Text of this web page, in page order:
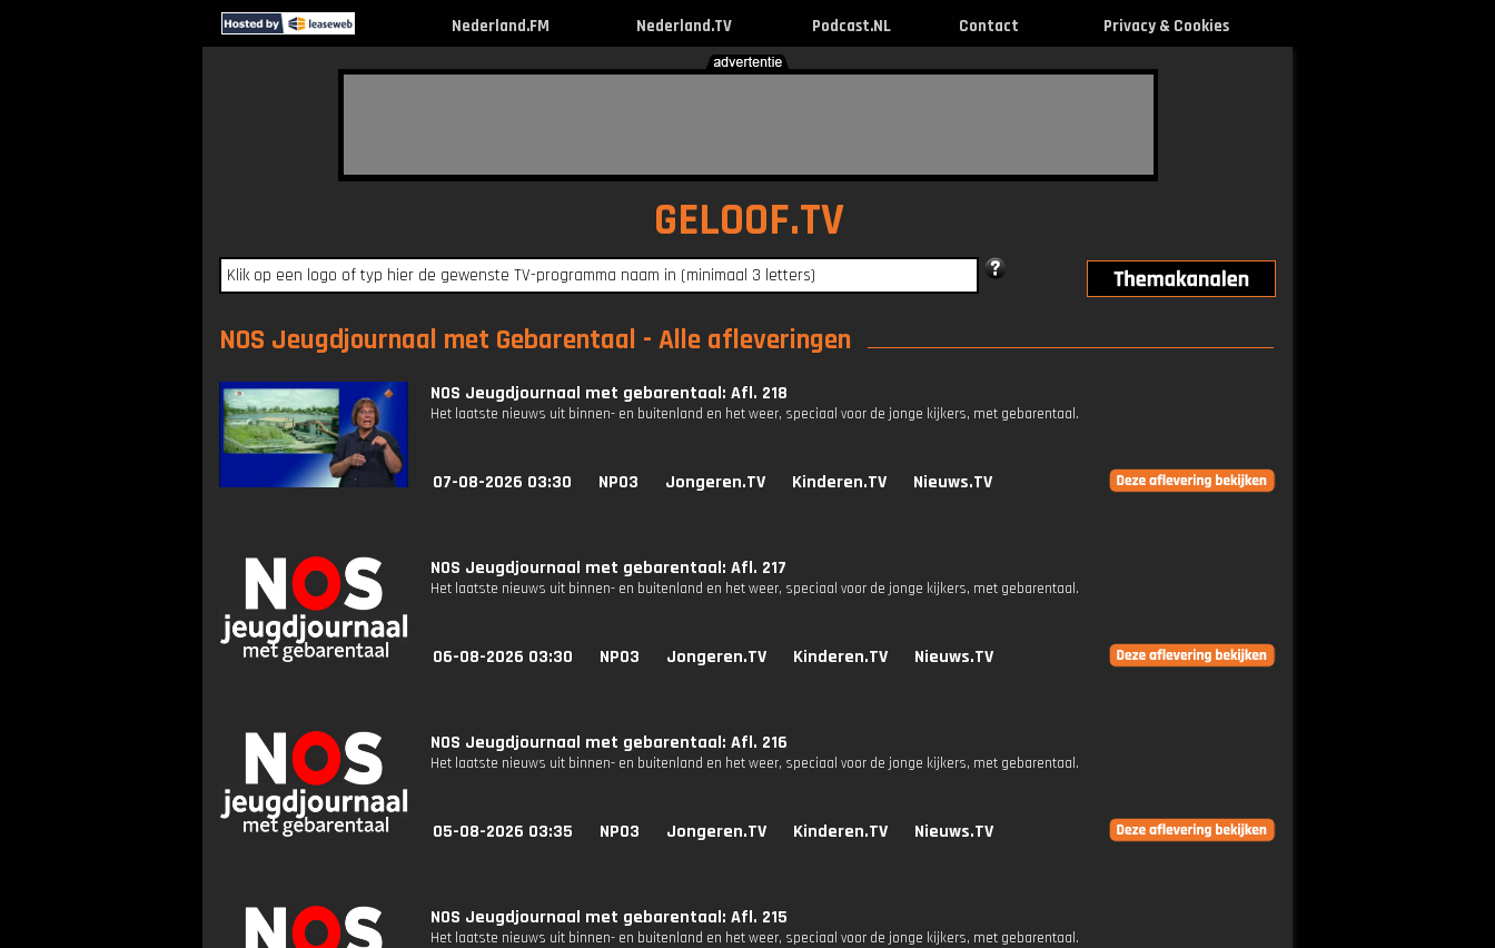
Nederland.FM Nederland.TV Podcast.NL Contact Privacy & Cookies
GELOOF.TV
NOS Jeugdjournaal met Gebarentaal - Alle afleveringen
NOS Jeugdjournaal met gebarentaal: Afl. 218
Het laatste nieuws uit binnen- en buitenland en het weer, speciaal voor de jonge kijkers, met gebarentaal.
07-08-2026 03:30 NPO3 Jongeren.TV Kinderen.TV Nieuws.TV
NOS Jeugdjournaal met gebarentaal: Afl. 217
Het laatste nieuws uit binnen- en buitenland en het weer, speciaal voor de jonge kijkers, met gebarentaal.
06-08-2026 03:30 NPO3 Jongeren.TV Kinderen.TV Nieuws.TV
NOS Jeugdjournaal met gebarentaal: Afl. 216
Het laatste nieuws uit binnen- en buitenland en het weer, speciaal voor de jonge kijkers, met gebarentaal.
05-08-2026 03:35 NPO3 Jongeren.TV Kinderen.TV Nieuws.TV
NOS Jeugdjournaal met gebarentaal: Afl. 215
Het laatste nieuws uit binnen- en buitenland en het weer, speciaal voor de jonge kijkers, met gebarentaal.